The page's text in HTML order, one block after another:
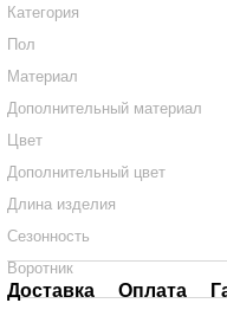
Категория
Пол
Материал
Дополнительный материал
Цвет
Дополнительный цвет
Длина изделия
Сезонность
Воротник
Доставка Оплата